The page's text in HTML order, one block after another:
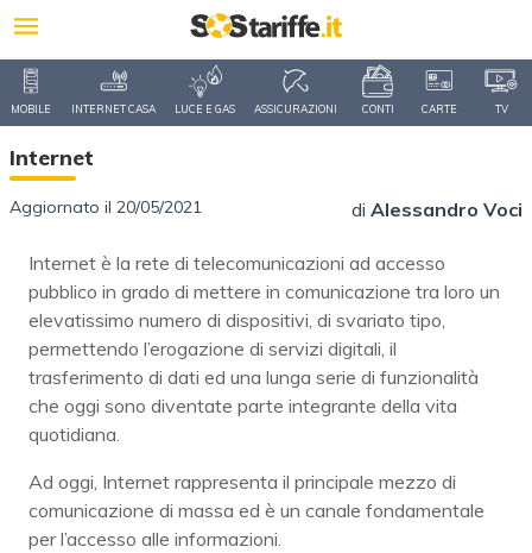
MOBILE INTERNET CASA LUCE E GAS ASSICURAZIONI CONTI CARTE TV
Internet
Aggiornato il 20/05/2021 di Alessandro Voci
Internet è la rete di telecomunicazioni ad accesso
pubblico in grado di mettere in comunicazione tra loro un
elevatissimo numero di dispositivi, di svariato tipo,
permettendo l’erogazione di servizi digitali, il
trasferimento di dati ed una lunga serie di funzionalità
che oggi sono diventate parte integrante della vita
quotidiana.
Ad oggi, Internet rappresenta il principale mezzo di
comunicazione di massa ed è un canale fondamentale
per l’accesso alle informazioni.